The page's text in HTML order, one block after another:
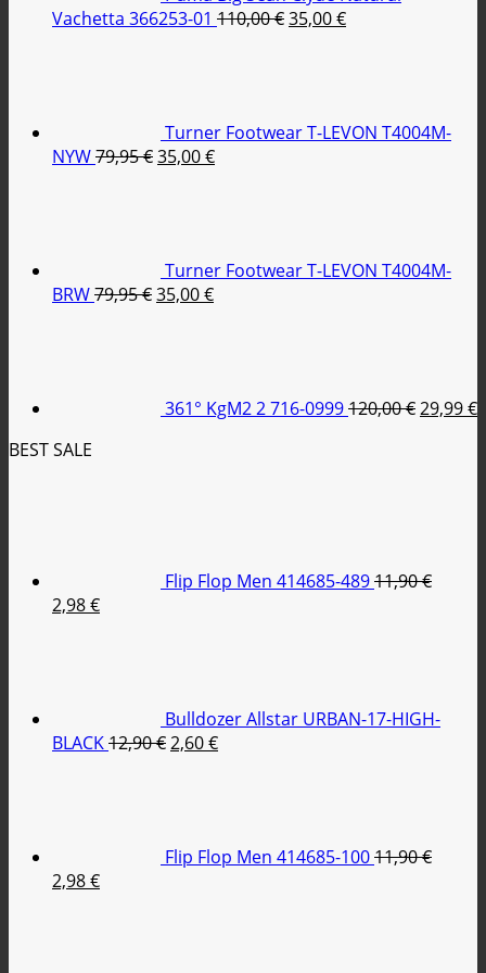
Vachetta 366253-01 110,00€Original
35,00€Η
Turner Footwear T-LEVON T4004M-
NYW79,95€Original
35,00€Η
Turner Footwear T-LEVON T4004M-
BRW79,95€Original
35,00€Η
361° KgM2 2 716-0999120,00€29,99€
BEST SALE
Flip Flop Men 414685-48911,90€
Original
2,98€Η
Bulldozer Allstar URBAN-17-HIGH-
BLACK12,90€ Original
2,60€Η
Flip Flop Men 414685-10011,90€
Original
2,98€Η